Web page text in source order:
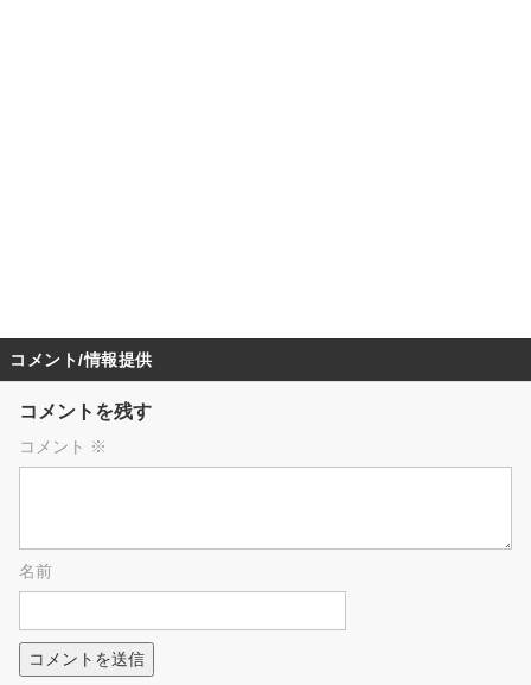
コメント/情報提供
コメントを残す
コメント ※
名前